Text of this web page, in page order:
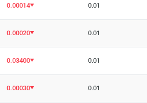
0.00014 0.01
0.00020 0.01
0.03400 0.01
0.00030 0.01